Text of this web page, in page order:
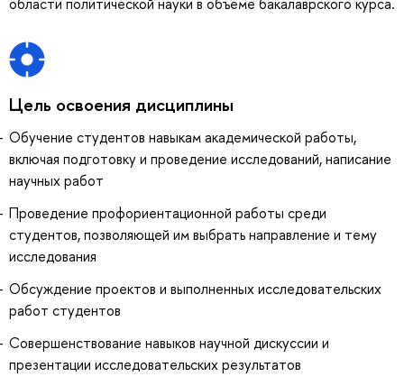
Цель освоения дисциплины
Обучение студентов навыкам академической работы,
включая подготовку и проведение исследований, написание
научных работ
Проведение профориентационной работы среди
студентов, позволяющей им выбрать направление и тему
исследования
Обсуждение проектов и выполненных исследовательских
работ студентов
Совершенствование навыков научной дискуссии и
презентации исследовательских результатов